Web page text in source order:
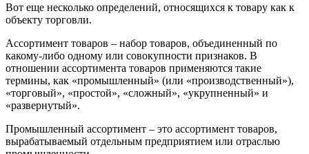
Вот еще несколько определений, относящихся к товару как к
объекту торговли.
Ассортимент товаров – набор товаров, объединенный по
какому-либо одному или совокупности признаков. В
отношении ассортимента товаров применяются такие
термины, как «промышленный» (или «производственный»),
«торговый», «простой», «сложный», «укрупненный» и
«развернутый».
Промышленный ассортимент – это ассортимент товаров,
вырабатываемый отдельным предприятием или отраслью